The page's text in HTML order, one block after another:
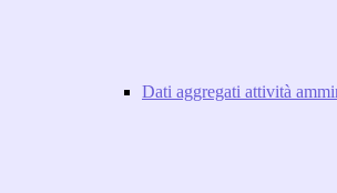
Dati aggregati attività